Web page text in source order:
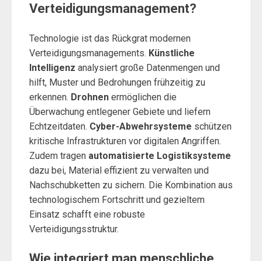
Verteidigungsmanagement?
Technologie ist das Rückgrat modernen
Verteidigungsmanagements. Künstliche
Intelligenz analysiert große Datenmengen und
hilft, Muster und Bedrohungen frühzeitig zu
erkennen. Drohnen ermöglichen die
Überwachung entlegener Gebiete und liefern
Echtzeitdaten. Cyber-Abwehrsysteme schützen
kritische Infrastrukturen vor digitalen Angriffen.
Zudem tragen automatisierte Logistiksysteme
dazu bei, Material effizient zu verwalten und
Nachschubketten zu sichern. Die Kombination aus
technologischem Fortschritt und gezieltem
Einsatz schafft eine robuste
Verteidigungsstruktur.